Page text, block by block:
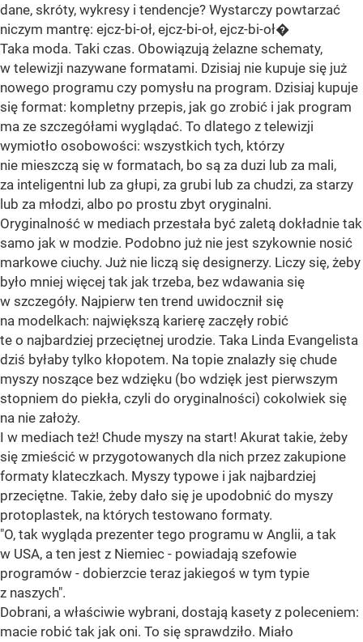
dane, skróty, wykresy i tendencje? Wystarczy powtarzać
niczym mantrę: ejcz-bi-oł, ejcz-bi-oł, ejcz-bi-oł�
Taka moda. Taki czas. Obowiązują żelazne schematy,
w telewizji nazywane formatami. Dzisiaj nie kupuje się już
nowego programu czy pomysłu na program. Dzisiaj kupuje
się format: kompletny przepis, jak go zrobić i jak program
ma ze szczegółami wyglądać. To dlatego z telewizji
wymiotło osobowości: wszystkich tych, którzy
nie mieszczą się w formatach, bo są za duzi lub za mali,
za inteligentni lub za głupi, za grubi lub za chudzi, za starzy
lub za młodzi, albo po prostu zbyt oryginalni.
Oryginalność w mediach przestała być zaletą dokładnie tak
samo jak w modzie. Podobno już nie jest szykownie nosić
markowe ciuchy. Już nie liczą się designerzy. Liczy się, żeby
było mniej więcej tak jak trzeba, bez wdawania się
w szczegóły. Najpierw ten trend uwidocznił się
na modelkach: największą karierę zaczęły robić
te o najbardziej przeciętnej urodzie. Taka Linda Evangelista
dziś byłaby tylko kłopotem. Na topie znalazły się chude
myszy noszące bez wdzięku (bo wdzięk jest pierwszym
stopniem do piekła, czyli do oryginalności) cokolwiek się
na nie założy.
I w mediach też! Chude myszy na start! Akurat takie, żeby
się zmieścić w przygotowanych dla nich przez zakupione
formaty klateczkach. Myszy typowe i jak najbardziej
przeciętne. Takie, żeby dało się je upodobnić do myszy
protoplastek, na których testowano formaty.
"O, tak wygląda prezenter tego programu w Anglii, a tak
w USA, a ten jest z Niemiec - powiadają szefowie
programów - dobierzcie teraz jakiegoś w tym typie
z naszych".
Dobrani, a właściwie wybrani, dostają kasety z poleceniem:
macie robić tak jak oni. To się sprawdziło. Miało